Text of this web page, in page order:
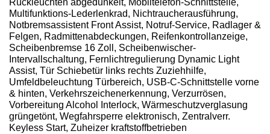
Rückleuchten abgedunkelt, Mobiltelefon-Schnittstelle,
Multifunktions-Lederlenkrad, Nichtraucherausführung,
Notbremsassistent Front Assist, Notruf-Service, Radlager &
Felgen, Radmittenabdeckungen, Reifenkontrollanzeige,
Scheibenbremse 16 Zoll, Scheibenwischer-
Intervallschaltung, Fernlichtregulierung Dynamic Light
Assist, Tür Schiebetür links rechts Zuziehhilfe,
Umfeldbeleuchtung Türbereich, USB-C-Schnittstelle vorne
& hinten, Verkehrszeichenerkennung, Verzurrösen,
Vorbereitung Alcohol Interlock, Wärmeschutzverglasung
grüngetönt, Wegfahrsperre elektronisch, Zentralverr.
Keyless Start, Zuheizer kraftstoffbetrieben